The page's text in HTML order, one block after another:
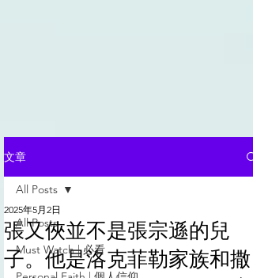
文章
All Posts
Must Watch | 必看
All Posts
張又俠並不是張宗遜的兒
子。他是洛克菲勒家族和撒
2025年5月2日